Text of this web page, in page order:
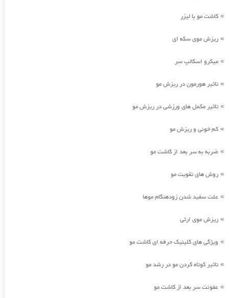
» کاشت مو با لیزر
» ریزش موی سکه ای
» میکرو اسکالپ سر
» تاثیر هورمون در ریزش مو
» تاثیر مکمل های ورزشی در ریزش مو
» کم خونی و ریزش مو
» ضربه به سر بعد از کاشت مو
» روش های تقویت مو
» علت سفید شدن زودهنگام موها
» ریزش موی ارثی
» ویژگی های کلینیک حرفه ای کاشت مو
» تاثیر کوتاه کردن مو در رشد مو
» عفونت سر بعد از کاشت مو